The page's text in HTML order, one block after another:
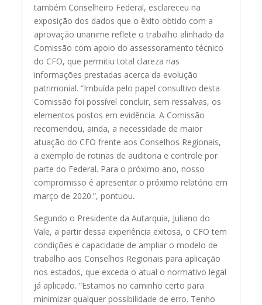
também Conselheiro Federal, esclareceu na
exposição dos dados que o êxito obtido com a
aprovação unanime reflete o trabalho alinhado da
Comissão com apoio do assessoramento técnico
do CFO, que permitiu total clareza nas
informações prestadas acerca da evolução
patrimonial. “Imbuída pelo papel consultivo desta
Comissão foi possível concluir, sem ressalvas, os
elementos postos em evidência. A Comissão
recomendou, ainda, a necessidade de maior
atuação do CFO frente aos Conselhos Regionais,
a exemplo de rotinas de auditoria e controle por
parte do Federal. Para o próximo ano, nosso
compromisso é apresentar o próximo relatório em
março de 2020.”, pontuou.
Segundo o Presidente da Autarquia, Juliano do
Vale, a partir dessa experiência exitosa, o CFO tem
condições e capacidade de ampliar o modelo de
trabalho aos Conselhos Regionais para aplicação
nos estados, que exceda o atual o normativo legal
já aplicado. “Estamos no caminho certo para
minimizar qualquer possibilidade de erro. Tenho